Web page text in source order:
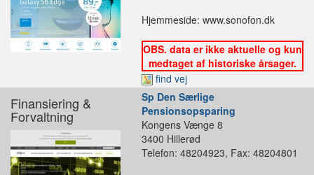
Hjemmeside: www.sonofon.dk
OBS. data er ikke aktuelle og kun
medtaget af historiske årsager.
find vej
Finansiering &
Forvaltning
Sp Den Særlige
Pensionsopsparing
Kongens Vænge 8
3400 Hillerød
Telefon: 48204923, Fax: 48204801